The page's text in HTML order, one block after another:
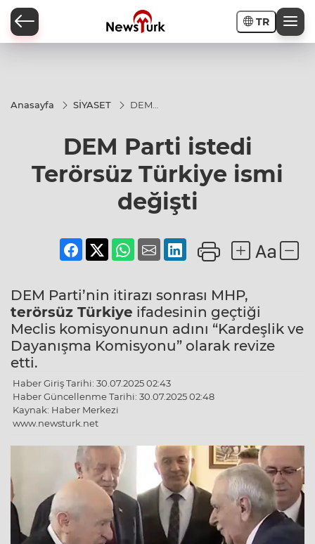
TR
Anasayfa SİYASET
DEM
Terörsüz
Türkiye
değişti
DEM Parti istedi
Terörsüz Türkiye ismi
değişti
DEM Parti’nin itirazı sonrası MHP,
terörsüz Türkiye ifadesinin geçtiği
Meclis komisyonunun adını “Kardeşlik ve
Dayanışma Komisyonu” olarak revize
etti.
Haber Giriş Tarihi: 30.07.2025 02:43
Haber Güncellenme Tarihi: 30.07.2025 02:48
Kaynak: Haber Merkezi
www.newsturk.net